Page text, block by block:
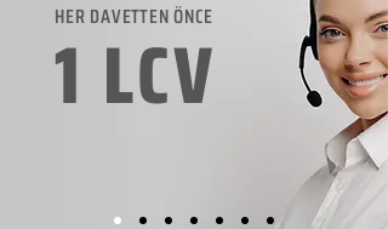
HER DAVETTEN ÖNCE
1 LCV